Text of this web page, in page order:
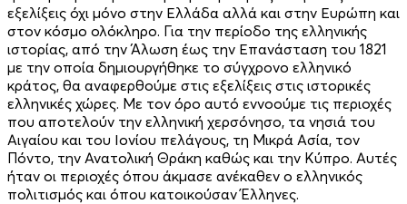
εξελίξεις όχι μόνο στην Ελλάδα αλλά και στην Ευρώπη και
στον κόσμο ολόκληρο. Για την περίοδο της ελληνικής
ιστορίας, από την Άλωση έως την Επανάσταση του 1821
με την οποία δημιουργήθηκε το σύγχρονο ελληνικό
κράτος, θα αναφερθούμε στις εξελίξεις στις ιστορικές
ελληνικές χώρες. Με τον όρο αυτό εννοούμε τις περιοχές
που αποτελούν την ελληνική χερσόνησο, τα νησιά του
Αιγαίου και του Ιονίου πελάγους, τη Μικρά Ασία, τον
Πόντο, την Ανατολική Θράκη καθώς και την Κύπρο. Αυτές
ήταν οι περιοχές όπου άκμασε ανέκαθεν ο ελληνικός
πολιτισμός και όπου κατοικούσαν Έλληνες.